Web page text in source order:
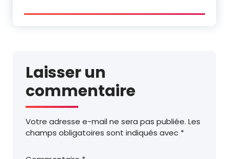
Laisser un
commentaire
Votre adresse e-mail ne sera pas publiée. Les
champs obligatoires sont indiqués avec *